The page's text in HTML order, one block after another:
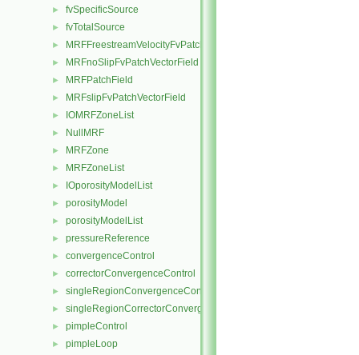
► fvSpecificSource
► fvTotalSource
► MRFFreestreamVelocityFvPatchVectorField
► MRFnoSlipFvPatchVectorField
► MRFPatchField
► MRFslipFvPatchVectorField
► IOMRFZoneList
► NullMRF
► MRFZone
► MRFZoneList
► IOporosityModelList
► porosityModel
► porosityModelList
► pressureReference
► convergenceControl
► correctorConvergenceControl
► singleRegionConvergenceControl
► singleRegionCorrectorConvergenceControl
► pimpleControl
► pimpleLoop